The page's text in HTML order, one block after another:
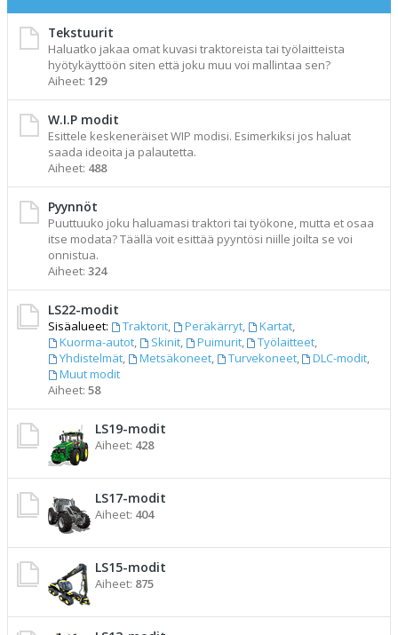
Tekstuurit
Haluatko jakaa omat kuvasi traktoreista tai työlaitteista
hyötykäyttöön siten että joku muu voi mallintaa sen?
Aiheet: 129
W.I.P modit
Esittele keskeneräiset WIP modisi. Esimerkiksi jos haluat
saada ideoita ja palautetta.
Aiheet: 488
Pyynnöt
Puuttuuko joku haluamasi traktori tai työkone, mutta et osaa
itse modata? Täällä voit esittää pyyntösi niille joilta se voi
onnistua.
Aiheet: 324
LS22-modit
Sisäalueet: Traktorit, Peräkärryt, Kartat,
Kuorma-autot, Skinit, Puimurit, Työlaitteet,
Yhdistelmät, Metsäkoneet, Turvekoneet, DLC-modit,
Muut modit
Aiheet: 58
LS19-modit
Aiheet: 428
LS17-modit
Aiheet: 404
LS15-modit
Aiheet: 875